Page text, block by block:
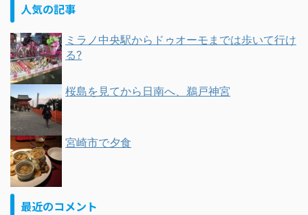
人気の記事
ミラノ中央駅からドゥオーモまでは歩いて行け
る?
桜島を見てから日南へ、鵜戸神宮
宮崎市で夕食
最近のコメント